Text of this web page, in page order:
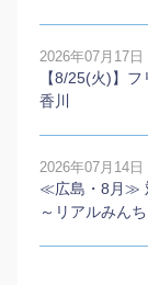
2026年07月17日
【8/25(火)】
香川
2026年07月14日
≪広島・8月≫
～リアルみん